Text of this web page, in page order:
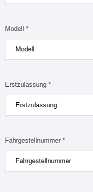
Modell *
Erstzulassung *
Fahrgestellnummer *